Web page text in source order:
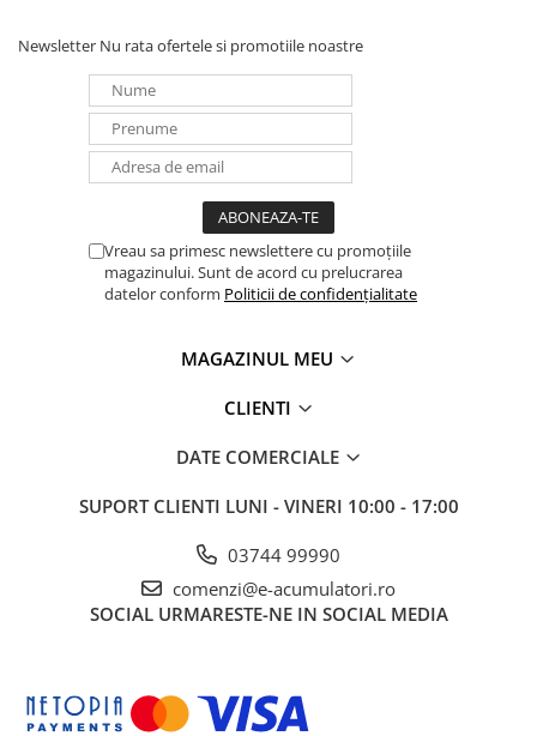
Newsletter Nu rata ofertele si promotiile noastre
Vreau sa primesc newslettere cu promoțiile
magazinului. Sunt de acord cu prelucrarea
datelor conform Politicii de confidențialitate
MAGAZINUL MEU
CLIENTI
DATE COMERCIALE
SUPORT CLIENTI LUNI - VINERI 10:00 - 17:00
03744 99990
comenzi@e-acumulatori.ro
SOCIAL URMARESTE-NE IN SOCIAL MEDIA